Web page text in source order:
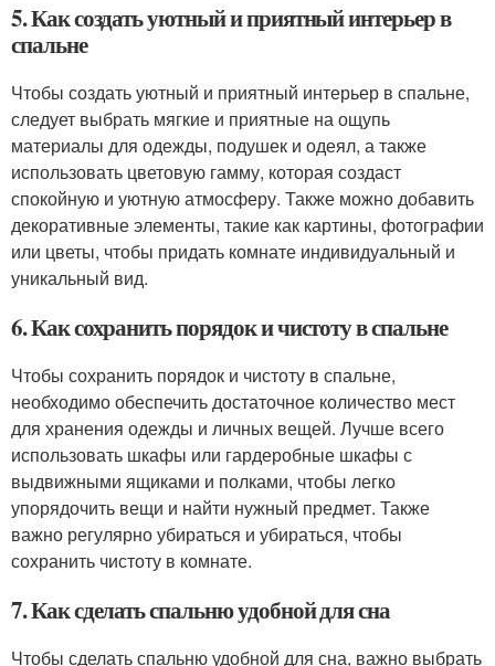
5. Как создать уютный и приятный интерьер в
спальне
Чтобы создать уютный и приятный интерьер в спальне,
следует выбрать мягкие и приятные на ощупь
материалы для одежды, подушек и одеял, а также
использовать цветовую гамму, которая создаст
спокойную и уютную атмосферу. Также можно добавить
декоративные элементы, такие как картины, фотографии
или цветы, чтобы придать комнате индивидуальный и
уникальный вид.
6. Как сохранить порядок и чистоту в спальне
Чтобы сохранить порядок и чистоту в спальне,
необходимо обеспечить достаточное количество мест
для хранения одежды и личных вещей. Лучше всего
использовать шкафы или гардеробные шкафы с
выдвижными ящиками и полками, чтобы легко
упорядочить вещи и найти нужный предмет. Также
важно регулярно убираться и убираться, чтобы
сохранить чистоту в комнате.
7. Как сделать спальню удобной для сна
Чтобы сделать спальню удобной для сна, важно выбрать